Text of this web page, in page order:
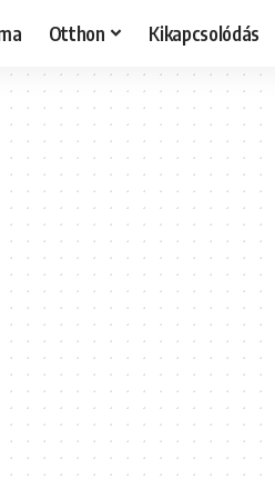
Otthon Kikapcsolódás